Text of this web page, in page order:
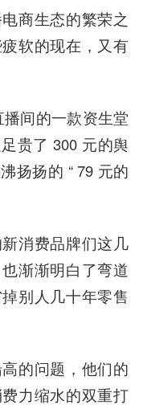
商生态的繁荣之
软的现在，又有
间的一款资生堂
贵了 300 元的舆
扬扬的 “ 79 元的
消费品牌们这几
渐渐明白了弯道
别人几十年零售
的问题，他们的
力缩水的双重打